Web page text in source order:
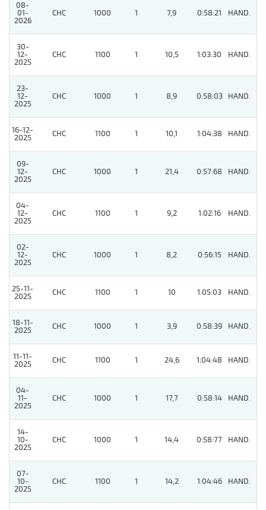
08-
01-
2026
CHC 1000 1 7,9 0:58:21 HAND.
30-
12-
2025
CHC 1100 1 10,5 1:03:30 HAND.
23-
12-
2025
CHC 1000 1 8,9 0:58:03 HAND.
16-12-
2025
CHC 1100 1 10,1 1:04:38 HAND.
09-
12-
2025
CHC 1000 1 21,4 0:57:68 HAND.
04-
12-
2025
CHC 1100 1 9,2 1:02:16 HAND.
02-
12-
2025
CHC 1000 1 8,2 0:56:15 HAND.
25-11-
2025
CHC 1100 1 10 1:05:03 HAND.
18-11-
2025
CHC 1000 1 3,9 0:58:39 HAND.
11-11-
2025
CHC 1100 1 24,6 1:04:48 HAND.
04-
11-
2025
CHC 1000 1 17,7 0:58:14 HAND.
14-
10-
2025
CHC 1000 1 14,4 0:58:77 HAND.
07-
10-
2025
CHC 1100 1 14,2 1:04:46 HAND.